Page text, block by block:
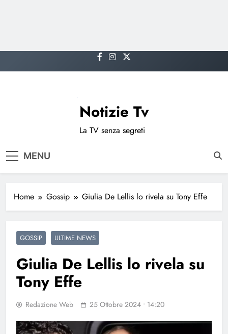
to
Notizie Tv
La TV senza segreti
MENU
Home Gossip Giulia De Lellis lo rivela su Tony Effe
GOSSIP ULTIME NEWS
Giulia De Lellis lo rivela su
Tony Effe
Redazione Web 25 Ottobre 2024 • 14:20